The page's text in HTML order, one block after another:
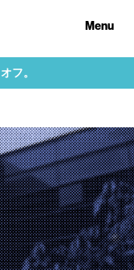
Menu
フ。